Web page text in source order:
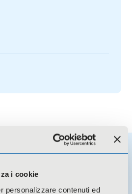
i cookie
personalizzare contenuti ed
interessato a